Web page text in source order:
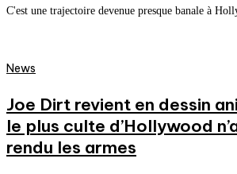
C'est une trajectoire devenue presque banale à
News
Joe Dirt revient en dessin
le plus culte d’Hollywood
rendu les armes